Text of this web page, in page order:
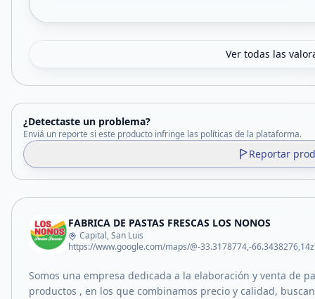
Ver todas las
¿Detectaste un problema?
Enviá un reporte si este producto infringe las políticas de la plataforma.
Reportar
FABRICA DE PASTAS FRESCAS LOS NONOS
Capital, San Luis
Somos una empresa dedicada a la elaboración y venta de
productos , en los que combinamos precio y calidad,